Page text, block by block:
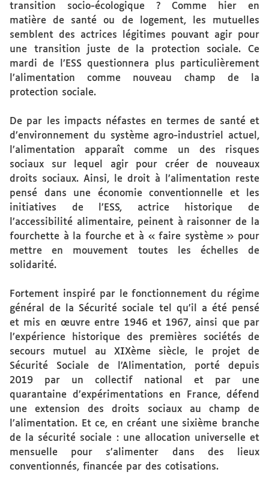
transition socio-écologique ? Comme hier en
matière de santé ou de logement, les mutuelles
semblent des actrices légitimes pouvant agir pour
une transition juste de la protection sociale. Ce
mardi de l’ESS questionnera plus particulièrement
l’alimentation comme nouveau champ de la
protection sociale.
De par les impacts néfastes en termes de santé et
d’environnement du système agro-industriel actuel,
l’alimentation apparaît comme un des risques
sociaux sur lequel agir pour créer de nouveaux
droits sociaux. Ainsi, le droit à l’alimentation reste
pensé dans une économie conventionnelle et les
initiatives de l’ESS, actrice historique de
l’accessibilité alimentaire, peinent à raisonner de la
fourchette à la fourche et à « faire système » pour
mettre en mouvement toutes les échelles de
solidarité.
Fortement inspiré par le fonctionnement du régime
général de la Sécurité sociale tel qu’il a été pensé
et mis en œuvre entre 1946 et 1967, ainsi que par
l’expérience historique des premières sociétés de
secours mutuel au XIXème siècle, le projet de
Sécurité Sociale de l’Alimentation, porté depuis
2019 par un collectif national et par une
quarantaine d’expérimentations en France, défend
une extension des droits sociaux au champ de
l’alimentation. Et ce, en créant une sixième branche
de la sécurité sociale : une allocation universelle et
mensuelle pour s’alimenter dans des lieux
conventionnés, financée par des cotisations.